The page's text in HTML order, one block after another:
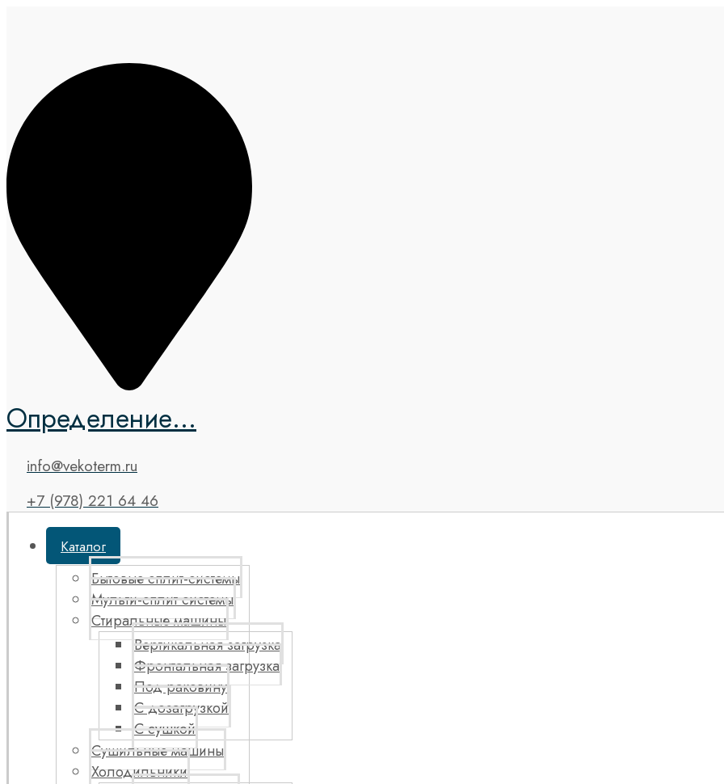
Определение...
info@vekoterm.ru
+7 (978) 221 64 46
Каталог
Бытовые сплит-системы
Мульти-сплит системы
Стиральные машины
Вертикальная загрузка
Фронтальная загрузка
Под раковину
С дозагрузкой
С сушкой
Сушильные машины
Холодильники